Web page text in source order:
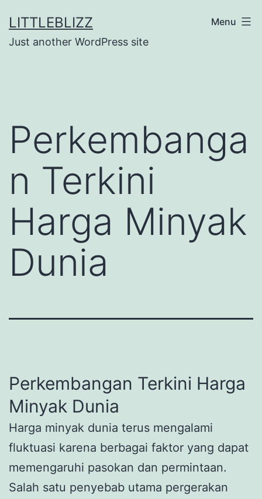
to
content
LITTLEBLIZZ
Just another WordPress site
Menu
Perkembanga
n Terkini
Harga Minyak
Dunia
Perkembangan Terkini Harga
Minyak Dunia
Harga minyak dunia terus mengalami
fluktuasi karena berbagai faktor yang dapat
memengaruhi pasokan dan permintaan.
Salah satu penyebab utama pergerakan